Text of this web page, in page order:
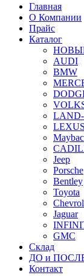
Главная
О Компании
Прайс
Каталог
AUDI
BMW
LEXUS
Jeep
Porsche
Bentley
Toyota
Jaguar
GMC
Склад
ДО и
Контакт